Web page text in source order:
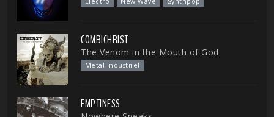
COMBICHRIST
The Venom in the Mouth of God
Metal Industriel
EMPTINESS